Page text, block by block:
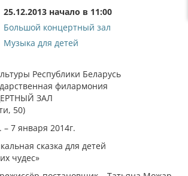
25.12.2013 начало в 11:00
Большой концертный зал
Музыка для детей
Республики Беларусь
филармония
ЗАЛ
50)
– 7 января 2014г.
сказка для детей
чудес»